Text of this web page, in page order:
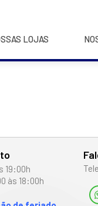
LOJAS
19:00h
às 18:00h